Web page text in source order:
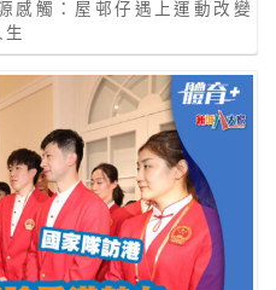
觸：屋邨仔遇上運動改變
生